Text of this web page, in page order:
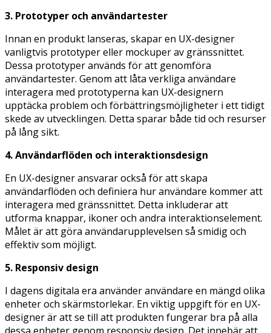
3. Prototyper och användartester
Innan en produkt lanseras, skapar en UX-designer
vanligtvis prototyper eller mockuper av gränssnittet.
Dessa prototyper används för att genomföra
användartester. Genom att låta verkliga användare
interagera med prototyperna kan UX-designern
upptäcka problem och förbättringsmöjligheter i ett tidigt
skede av utvecklingen. Detta sparar både tid och resurser
på lång sikt.
4. Användarflöden och interaktionsdesign
En UX-designer ansvarar också för att skapa
användarflöden och definiera hur användare kommer att
interagera med gränssnittet. Detta inkluderar att
utforma knappar, ikoner och andra interaktionselement.
Målet är att göra användarupplevelsen så smidig och
effektiv som möjligt.
5. Responsiv design
I dagens digitala era använder användare en mängd olika
enheter och skärmstorlekar. En viktig uppgift för en UX-
designer är att se till att produkten fungerar bra på alla